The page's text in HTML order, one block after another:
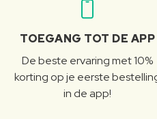
TOEGANG TOT DE APP
De beste ervaring met 10%
korting op je eerste
in de app!